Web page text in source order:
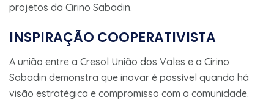
projetos da Cirino Sabadin.
INSPIRAÇÃO COOPERATIVISTA
A união entre a Cresol União dos Vales e a Cirino
Sabadin demonstra que inovar é possível quando há
visão estratégica e compromisso com a comunidade.